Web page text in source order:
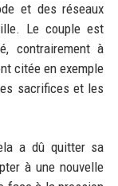
et des réseaux
Le couple est
contrairement à
citée en exemple
sacrifices et les
a dû quitter sa
à une nouvelle